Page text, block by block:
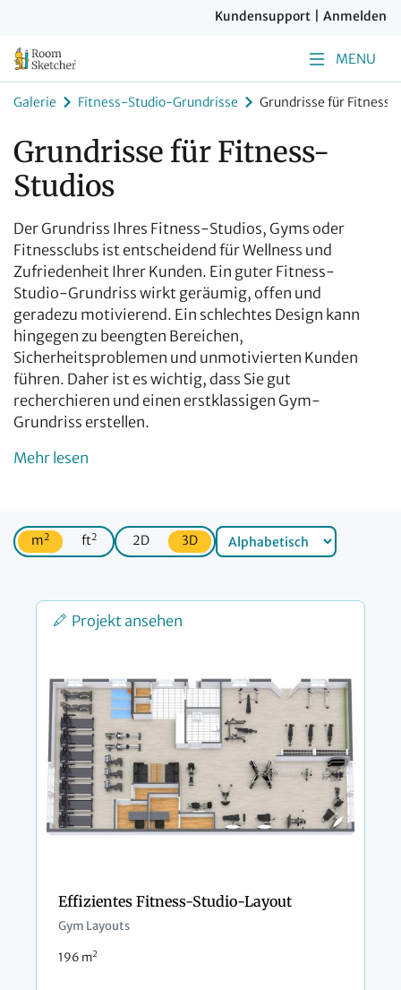
Kundensupport Anmelden
MENU
Galerie Fitness-Studio-Grundrisse Grundrisse für Fitness-
Grundrisse für Fitness-
Studios
Der Grundriss Ihres Fitness-Studios, Gyms oder
Fitnessclubs ist entscheidend für Wellness und
Zufriedenheit Ihrer Kunden. Ein guter Fitness-
Studio-Grundriss wirkt geräumig, offen und
geradezu motivierend. Ein schlechtes Design kann
hingegen zu beengten Bereichen,
Sicherheitsproblemen und unmotivierten Kunden
führen. Daher ist es wichtig, dass Sie gut
recherchieren und einen erstklassigen Gym-
Grundriss erstellen.
Mehr lesen
m2 ft2 2D 3D
Projekt ansehen
Effizientes Fitness-Studio-Layout
Gym Layouts
196 m2